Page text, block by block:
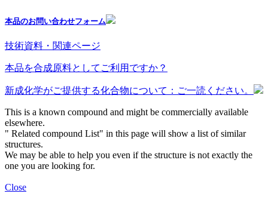
本品のお問い合わせフォーム
技術資料・関連ページ
本品を合成原料としてご利用ですか？
新成化学がご提供する化合物について：ご一読ください。
This is a known compound and might be commercially available
elsewhere.
" Related compound List" in this page will show a list of similar
structures.
We may be able to help you even if the structure is not exactly the
one you are looking for.
Close